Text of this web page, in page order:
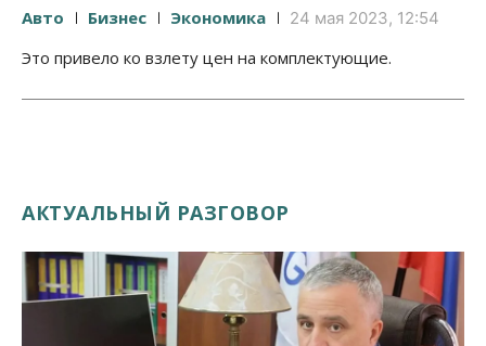
Авто Бизнес Экономика 24 мая 2023, 12:54
Это привело ко взлету цен на комплектующие.
АКТУАЛЬНЫЙ РАЗГОВОР